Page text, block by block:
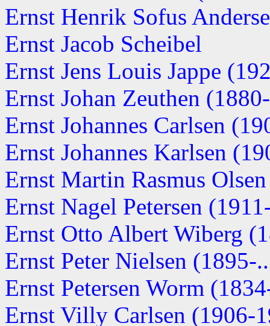
Ernst Henrik Sofus
Ernst Jacob Scheibel
Ernst Jens Louis Jappe
Ernst Johan Zeuthen
Ernst Johannes Carlsen
Ernst Johannes Karlsen
Ernst Martin Rasmus
Ernst Nagel Petersen
Ernst Otto Albert Wiberg
Ernst Peter Nielsen (1895-
Ernst Petersen Worm
Ernst Villy Carlsen (1906-